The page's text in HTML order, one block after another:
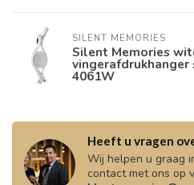
SILENT MEMORIES
Silent Memories
vingerafdrukhanger
4061W
Heeft u vragen
Wij helpen u graag
contact met ons op